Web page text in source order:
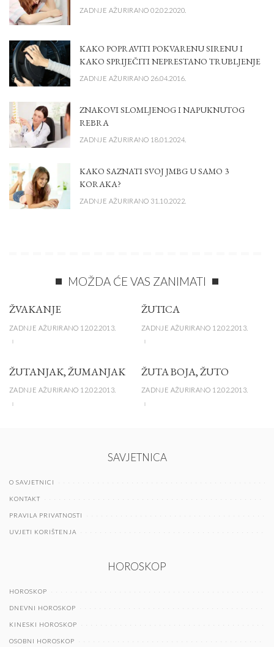
ZADNJE AŽURIRANO 02.02.2020.
KAKO POPRAVITI POKVARENU SIRENU I
KAKO SPRIJEČITI NEPRESTANO TRUBLJENJE
ZADNJE AŽURIRANO 26.04.2016.
ZNAKOVI SLOMLJENOG I NAPUKNUTOG
REBRA
ZADNJE AŽURIRANO 18.01.2024.
KAKO SAZNATI SVOJ JMBG U SAMO 3
KORAKA?
ZADNJE AŽURIRANO 31.10.2022.
MOŽDA ĆE VAS ZANIMATI
ŽVAKANJE
ZADNJE AŽURIRANO 12.02.2013.
ŽUTICA
ZADNJE AŽURIRANO 12.02.2013.
ŽUTANJAK, ŽUMANJAK
ZADNJE AŽURIRANO 12.02.2013.
ŽUTA BOJA, ŽUTO
ZADNJE AŽURIRANO 12.02.2013.
SAVJETNICA
O SAVJETNICI
KONTAKT
PRAVILA PRIVATNOSTI
UVJETI KORIŠTENJA
HOROSKOP
HOROSKOP
DNEVNI HOROSKOP
KINESKI HOROSKOP
OSOBNI HOROSKOP